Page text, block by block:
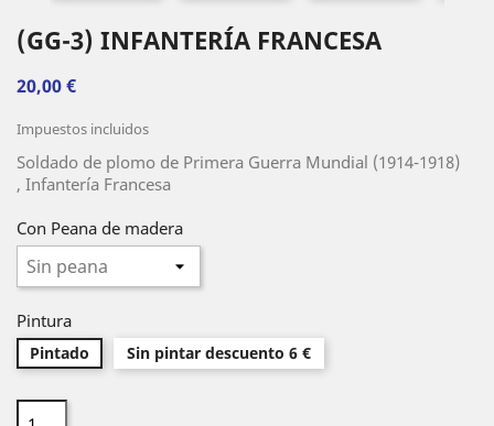
(GG-3) INFANTERÍA FRANCESA
20,00 €
Impuestos incluidos
Soldado de plomo de Primera Guerra Mundial (1914-1918)
, Infantería Francesa
Con Peana de madera
Pintura
Pintado Sin pintar descuento 6 €